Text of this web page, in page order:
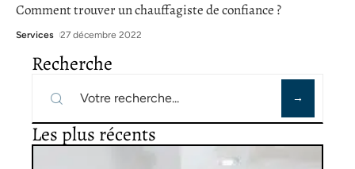
Comment trouver un chauffagiste de confiance ?
Services 27 décembre 2022
Recherche
Les plus récents